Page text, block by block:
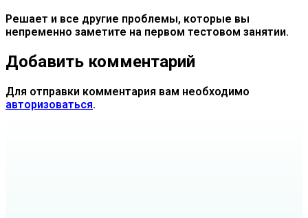
Решает и все другие проблемы, которые вы
непременно заметите на первом тестовом занятии.
Добавить комментарий
Для отправки комментария вам необходимо
авторизоваться.